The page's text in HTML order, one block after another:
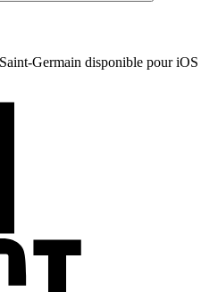
Germain disponible pour iOS